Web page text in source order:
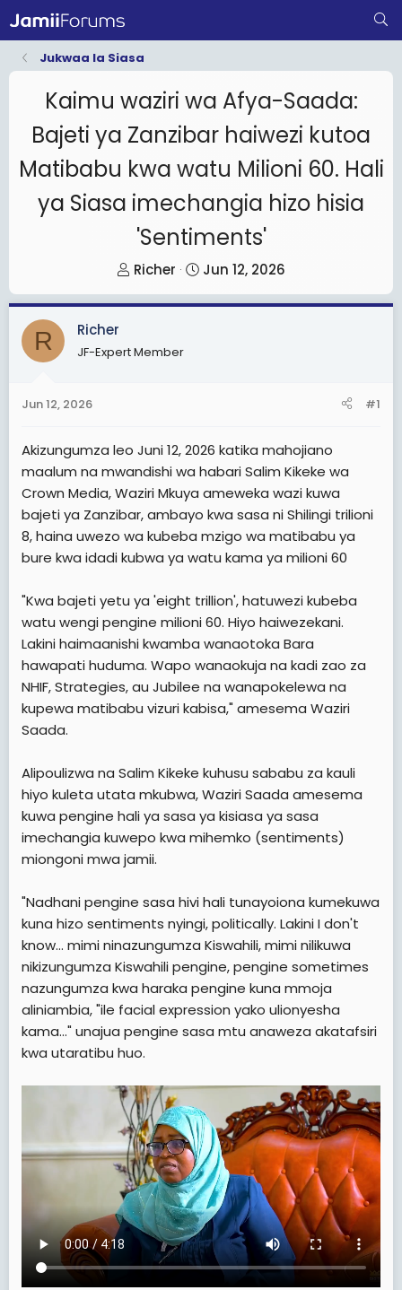
Jukwaa la Siasa
Kaimu waziri wa Afya-Saada:
Bajeti ya Zanzibar haiwezi kutoa
Matibabu kwa watu Milioni 60. Hali
ya Siasa imechangia hizo hisia
'Sentiments'
T
h
r
a
Richer
S
t
a
e
Jun 12, 2026
R Richer
JF-Expert Member
Jun 12, 2026 #1
Akizungumza leo Juni 12, 2026 katika mahojiano
maalum na mwandishi wa habari Salim Kikeke wa
Crown Media, Waziri Mkuya ameweka wazi kuwa
bajeti ya Zanzibar, ambayo kwa sasa ni Shilingi trilioni
8, haina uwezo wa kubeba mzigo wa matibabu ya
bure kwa idadi kubwa ya watu kama ya milioni 60
"Kwa bajeti yetu ya 'eight trillion', hatuwezi kubeba
watu wengi pengine milioni 60. Hiyo haiwezekani.
Lakini haimaanishi kwamba wanaotoka Bara
hawapati huduma. Wapo wanaokuja na kadi zao za
NHIF, Strategies, au Jubilee na wanapokelewa na
kupewa matibabu vizuri kabisa," amesema Waziri
Saada.
Alipoulizwa na Salim Kikeke kuhusu sababu za kauli
hiyo kuleta utata mkubwa, Waziri Saada amesema
kuwa pengine hali ya sasa ya kisiasa ya sasa
imechangia kuwepo kwa mihemko (sentiments)
miongoni mwa jamii.
"Nadhani pengine sasa hivi hali tunayoiona kumekuwa
kuna hizo sentiments nyingi, politically. Lakini I don't
know... mimi ninazungumza Kiswahili, mimi nilikuwa
nikizungumza Kiswahili pengine, pengine sometimes
nazungumza kwa haraka pengine kuna mmoja
aliniambia, "ile facial expression yako ulionyesha
kama..." unajua pengine sasa mtu anaweza akatafsiri
kwa utaratibu huo.